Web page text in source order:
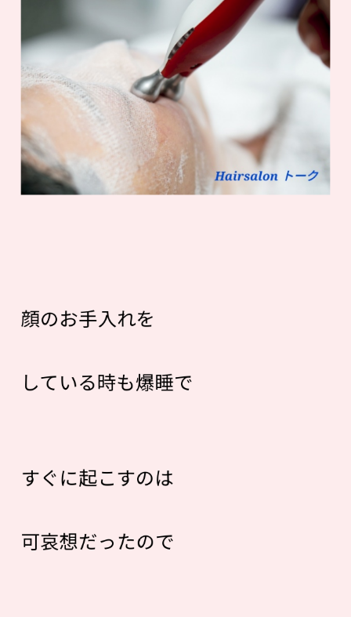
顔のお手入れを
している時も爆睡で
すぐに起こすのは
可哀想だったので